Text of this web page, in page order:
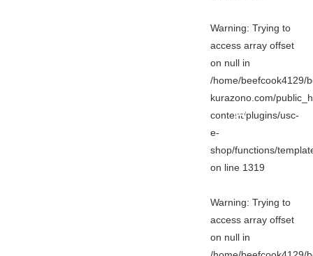
Warning: Trying to
access array offset
on null in
/home/beefcook4129/
kurazono.com/
content/plugins/usc-
e-
shop/functions/
on line 1319
Warning: Trying to
access array offset
on null in